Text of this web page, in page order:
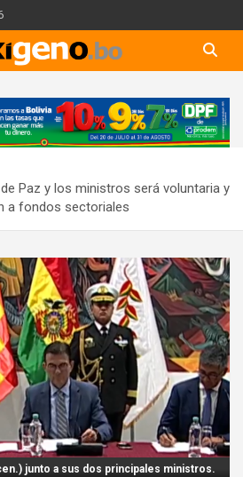
Paz y los ministros será voluntaria y
a fondos sectoriales
junto a sus dos principales ministros.